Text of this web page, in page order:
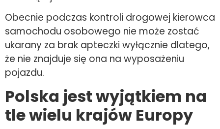
Obecnie podczas kontroli drogowej kierowca
samochodu osobowego nie może zostać
ukarany za brak apteczki wyłącznie dlatego,
że nie znajduje się ona na wyposażeniu
pojazdu.
Polska jest wyjątkiem na
tle wielu krajów Europy